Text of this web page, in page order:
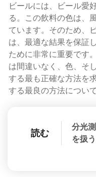
ビールには、ビール愛
る。この飲料の色は、
ています。そのため、
は、最適な結果を保証
ために非常に重要です
は間違いなく、色、そ
する最も正確な方法を
する最良の方法につい
読む
分光
を扱う